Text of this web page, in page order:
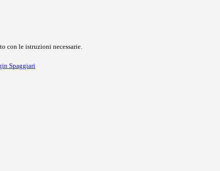
con le istruzioni necessarie.
Spaggiari